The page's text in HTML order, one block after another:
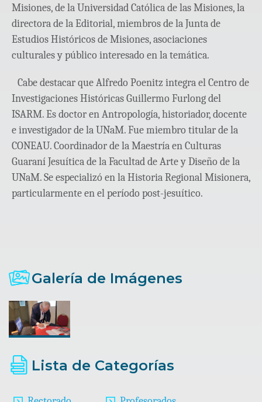
Misiones, de la Universidad Católica de las Misiones, la
directora de la Editorial, miembros de la Junta de
Estudios Históricos de Misiones, asociaciones
culturales y público interesado en la temática.
Cabe destacar que Alfredo Poenitz integra el Centro de
Investigaciones Históricas Guillermo Furlong del
ISARM. Es doctor en Antropología, historiador, docente
e investigador de la UNaM. Fue miembro titular de la
CONEAU. Coordinador de la Maestría en Culturas
Guaraní Jesuítica de la Facultad de Arte y Diseño de la
UNaM. Se especializó en la Historia Regional Misionera,
particularmente en el período post-jesuítico.
Galería de Imágenes
Lista de Categorías